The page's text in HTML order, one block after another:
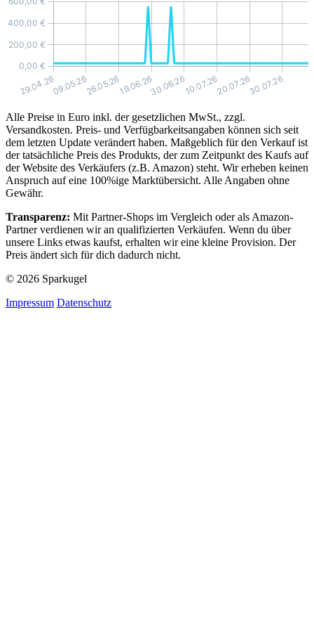
Alle Preise in Euro inkl. der gesetzlichen MwSt., zzgl.
Versandkosten. Preis- und Verfügbarkeitsangaben können sich seit
dem letzten Update verändert haben. Maßgeblich für den Verkauf ist
der tatsächliche Preis des Produkts, der zum Zeitpunkt des Kaufs auf
der Website des Verkäufers (z.B. Amazon) steht. Wir erheben keinen
Anspruch auf eine 100%ige Marktübersicht. Alle Angaben ohne
Gewähr.
Transparenz: Mit Partner-Shops im Vergleich oder als Amazon-
Partner verdienen wir an qualifizierten Verkäufen. Wenn du über
unsere Links etwas kaufst, erhalten wir eine kleine Provision. Der
Preis ändert sich für dich dadurch nicht.
© 2026 Sparkugel
Impressum Datenschutz